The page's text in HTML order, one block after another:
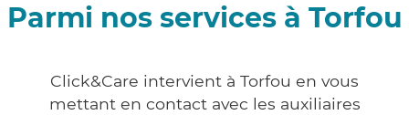
Parmi nos services à Torfou
Click&Care intervient à Torfou en vous
mettant en contact avec les auxiliaires